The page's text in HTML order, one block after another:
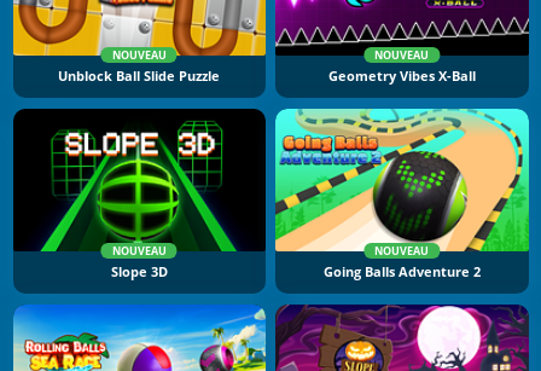
NOUVEAU
Unblock Ball Slide Puzzle
NOUVEAU
Geometry Vibes X-Ball
NOUVEAU
Slope 3D
NOUVEAU
Going Balls Adventure 2